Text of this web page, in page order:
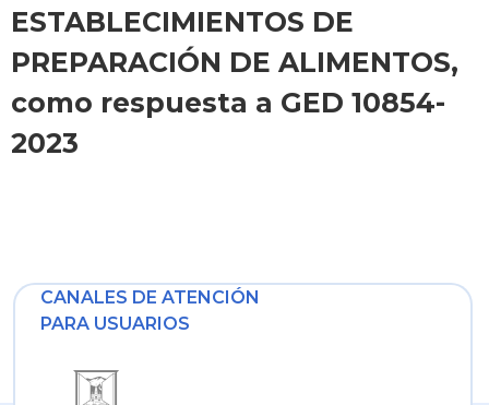
ESTABLECIMIENTOS DE
PREPARACIÓN DE ALIMENTOS,
como respuesta a GED 10854-
2023
CANALES DE ATENCIÓN
PARA USUARIOS